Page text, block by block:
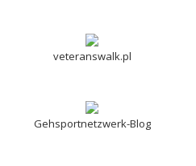
veteranswalk.pl
Gehsportnetzwerk-Blog